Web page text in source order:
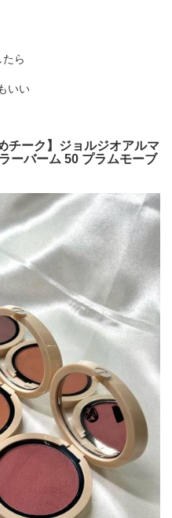
ら
いい
チーク】ジョルジオアルマ
ーバーム 50 プラムモーブ